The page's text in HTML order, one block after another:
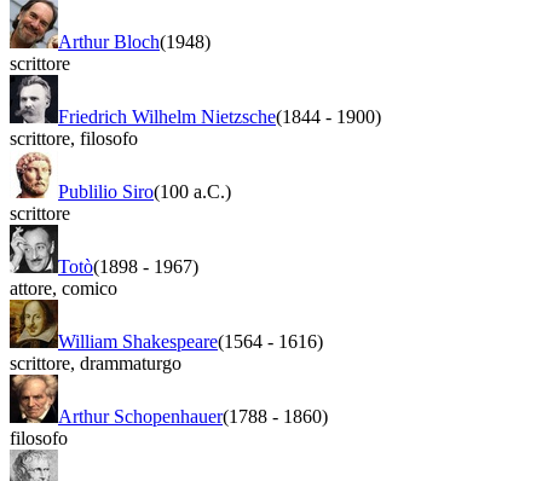
Arthur Bloch(1948)
scrittore
Friedrich Wilhelm Nietzsche(1844 - 1900)
scrittore, filosofo
Publilio Siro(100 a.C.)
scrittore
Totò(1898 - 1967)
attore, comico
William Shakespeare(1564 - 1616)
scrittore, drammaturgo
Arthur Schopenhauer(1788 - 1860)
filosofo